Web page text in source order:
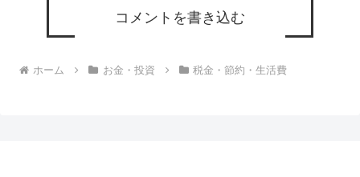
コメントを書き込む
ホーム お金・投資 税金・節約・生活費